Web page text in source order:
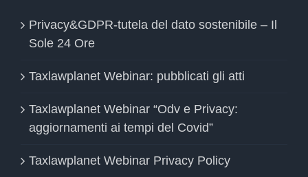
Privacy&GDPR-tutela del dato sostenibile – Il
Sole 24 Ore
Taxlawplanet Webinar: pubblicati gli atti
Taxlawplanet Webinar “Odv e Privacy:
aggiornamenti ai tempi del Covid”
Taxlawplanet Webinar Privacy Policy